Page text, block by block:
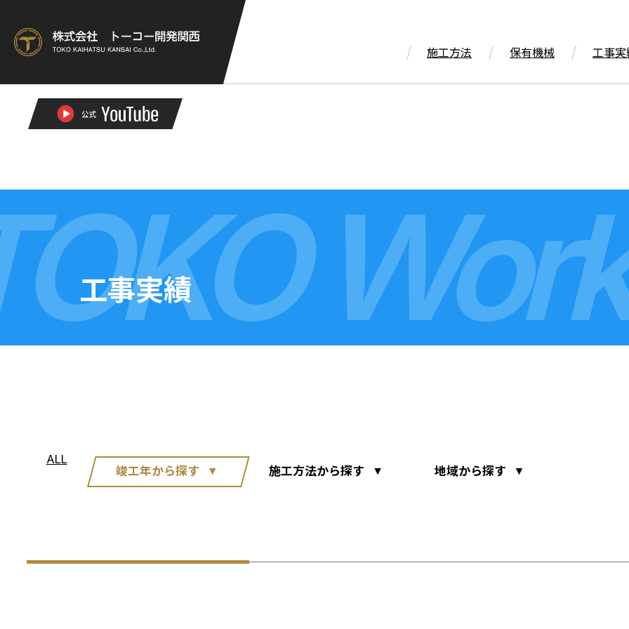
施工方法 保有機械 工事実
工事実績
ALL
竣工年から探す
施工方法から探す 地域から探す